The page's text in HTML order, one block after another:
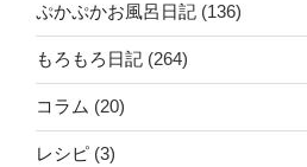
ぷかぷかお風呂日記 (136)
もろもろ日記 (264)
コラム (20)
レシピ (3)